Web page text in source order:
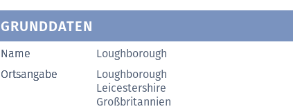
GRUNDDATEN
Name
Loughborough
Ortsangabe
Loughborough
Leicestershire
Großbritannien